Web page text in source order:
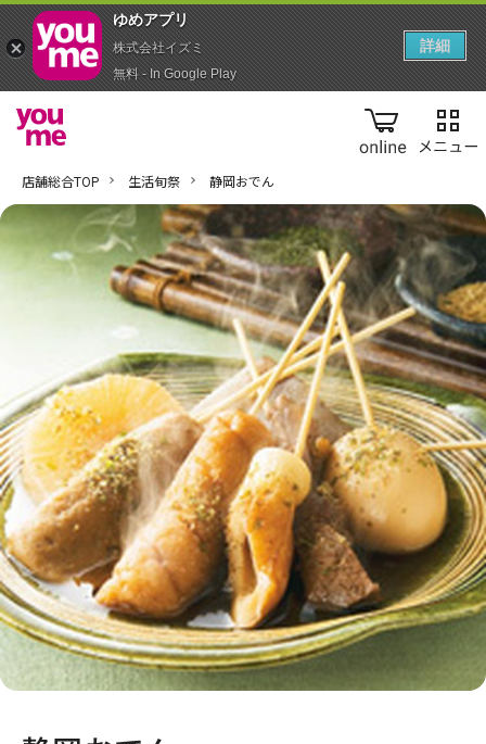
online
店舗総合TOP 生活旬祭 静岡おでん
ゆめアプ‪リ‬
株式会社イズミ
無料 - In Google Play
詳細